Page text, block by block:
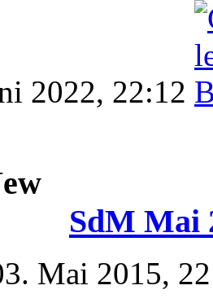
2022, 22:12
SdM Mai
Mai 2015,